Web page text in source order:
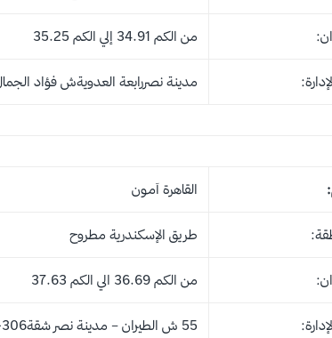
من الكم 34.91 إلي الكم 35.25
مدينة نصررابعة العدويةش فؤاد
القاهرة آمـون
طريق الإسكندرية مطروح
من الكم 36.69 الي الكم 37.63
55 ش الطيران – مدينة نصر شقة306- القاهرة